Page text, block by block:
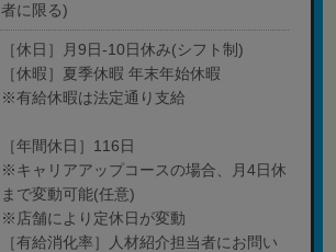
者に限る)
［休日］月9日-10日休み(シフト制)
［休暇］夏季休暇 年末年始休暇
※有給休暇は法定通り支給
［年間休日］116日
※キャリアアップコースの場合、月4日休
まで変動可能(任意)
※店舗により定休日が変動
［有給消化率］人材紹介担当者にお問い